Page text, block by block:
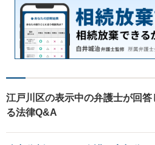
江戸川区の表示中の弁護士が回
る法律Q&A